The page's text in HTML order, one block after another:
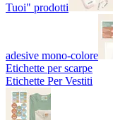
Tuoi" prodotti
adesive mono-colore
Etichette per scarpe
Etichette Per Vestiti